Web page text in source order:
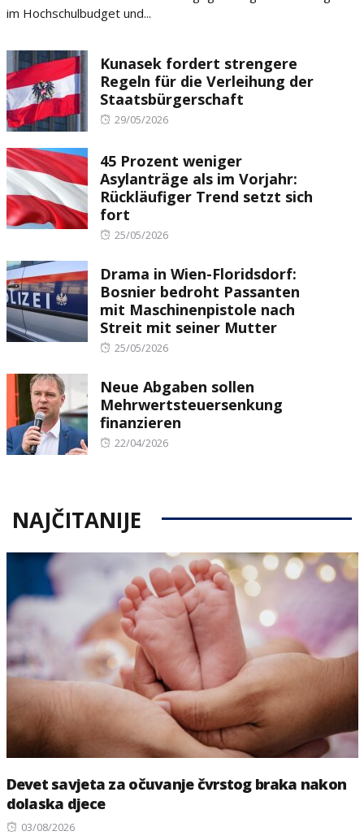
im Hochschulbudget und...
Kunasek fordert strengere
Regeln für die Verleihung der
Staatsbürgerschaft
Posted
29/05/2026
45 Prozent weniger
Asylanträge als im Vorjahr:
Rückläufiger Trend setzt sich
fort
Posted
25/05/2026
Drama in Wien-Floridsdorf:
Bosnier bedroht Passanten
mit Maschinenpistole nach
Streit mit seiner Mutter
Posted
25/05/2026
Neue Abgaben sollen
Mehrwertsteuersenkung
finanzieren
Posted
22/04/2026
NAJČITANIJE
Devet savjeta za očuvanje čvrstog braka nakon
dolaska djece
Posted
03/08/2026